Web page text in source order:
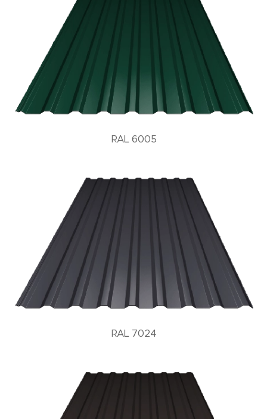
RAL 6005
RAL 7024